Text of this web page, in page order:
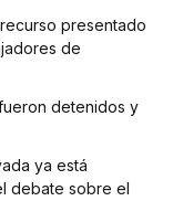
presentado
de
detenidos y
ya está
debate sobre el